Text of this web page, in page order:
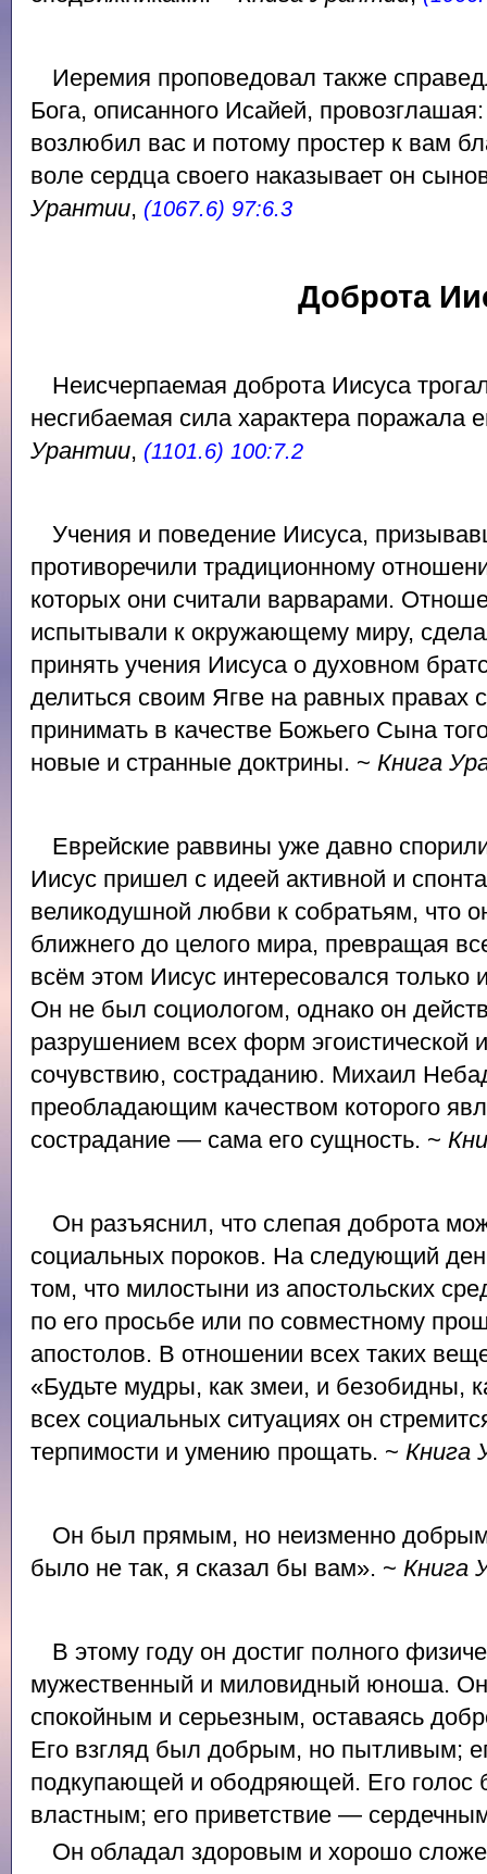
Иеремия проповедовал также
Бога, описанного Исайей,
возлюбил вас и потому простер к вам
воле сердца своего наказывает он
Урантии, (1067.6) 97:6.3
Доброта
Неисчерпаемая доброта Иисуса
несгибаемая сила характера поражала
Урантии, (1101.6) 100:7.2
Учения и поведение Иисуса,
противоречили традиционному
которых они считали варварами.
испытывали к окружающему миру,
принять учения Иисуса о духовном
делиться своим Ягве на равных правах
принимать в качестве Божьего Сына
новые и странные доктрины. ~ Книга
Еврейские раввины уже давно
Иисус пришел с идеей активной и
великодушной любви к собратьям, что
ближнего до целого мира, превращая
всём этом Иисус интересовался
Он не был социологом, однако он
разрушением всех форм эгоистической
сочувствию, состраданию. Михаил
преобладающим качеством которого
сострадание — сама его сущность. ~
Он разъяснил, что слепая доброта
социальных пороков. На следующий
том, что милостыни из апостольских
по его просьбе или по совместному
апостолов. В отношении всех таких
«Будьте мудры, как змеи, и безобидны,
всех социальных ситуациях он
терпимости и умению прощать. ~ Книга
Он был прямым, но неизменно
было не так, я сказал бы вам». ~ Книга
В этому году он достиг полного
мужественный и миловидный юноша. Он
спокойным и серьезным, оставаясь
Его взгляд был добрым, но пытливым;
подкупающей и ободряющей. Его
властным; его приветствие —
Он обладал здоровым и хорошо